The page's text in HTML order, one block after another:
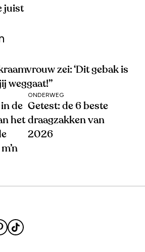
juist
zei: ‘Dit gebak is
weggaat!’’
de
het
ONDERWEG
Getest: de 6 beste
draagzakken van
2026